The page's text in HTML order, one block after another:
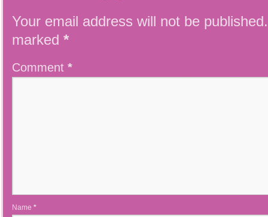
Your email address will not be published.
marked *
Comment *
Name *